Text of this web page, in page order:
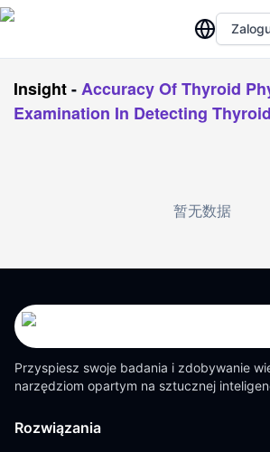
Insight-Accuracy Of Thyroid
Examination In Detecting
暂无数据
Przyspiesz swoje badania i zdobywanie
narzędziom opartym na sztucznej
Rozwiązania